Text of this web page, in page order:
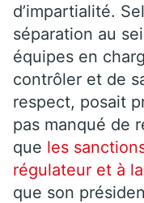
d’impartialité.
séparation au
équipes en
contrôler et de
respect, posait
pas manqué de
que les
régulateur et à
que son